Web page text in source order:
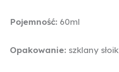
Pojemność: 60ml
Opakowanie: szklany słoik